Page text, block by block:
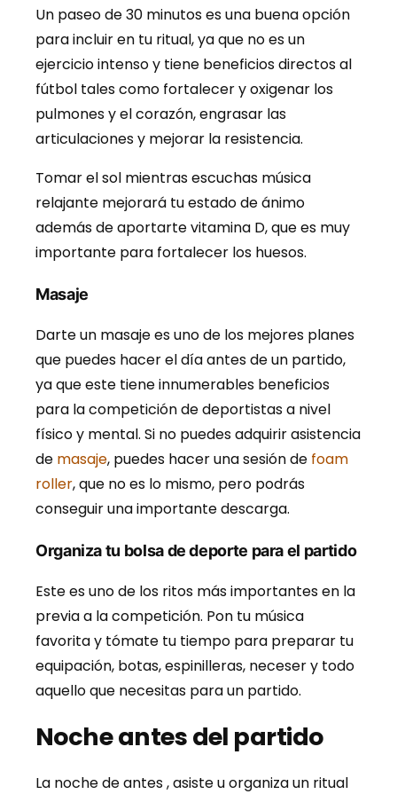
Un paseo de 30 minutos es una buena opción
para incluir en tu ritual, ya que no es un
ejercicio intenso y tiene beneficios directos al
fútbol tales como fortalecer y oxigenar los
pulmones y el corazón, engrasar las
articulaciones y mejorar la resistencia.
Tomar el sol mientras escuchas música
relajante mejorará tu estado de ánimo
además de aportarte vitamina D, que es muy
importante para fortalecer los huesos.
Masaje
Darte un masaje es uno de los mejores planes
que puedes hacer el día antes de un partido,
ya que este tiene innumerables beneficios
para la competición de deportistas a nivel
físico y mental. Si no puedes adquirir asistencia
de masaje, puedes hacer una sesión de foam
roller, que no es lo mismo, pero podrás
conseguir una importante descarga.
Organiza tu bolsa de deporte para el partido
Este es uno de los ritos más importantes en la
previa a la competición. Pon tu música
favorita y tómate tu tiempo para preparar tu
equipación, botas, espinilleras, neceser y todo
aquello que necesitas para un partido.
Noche antes del partido
La noche de antes , asiste u organiza un ritual